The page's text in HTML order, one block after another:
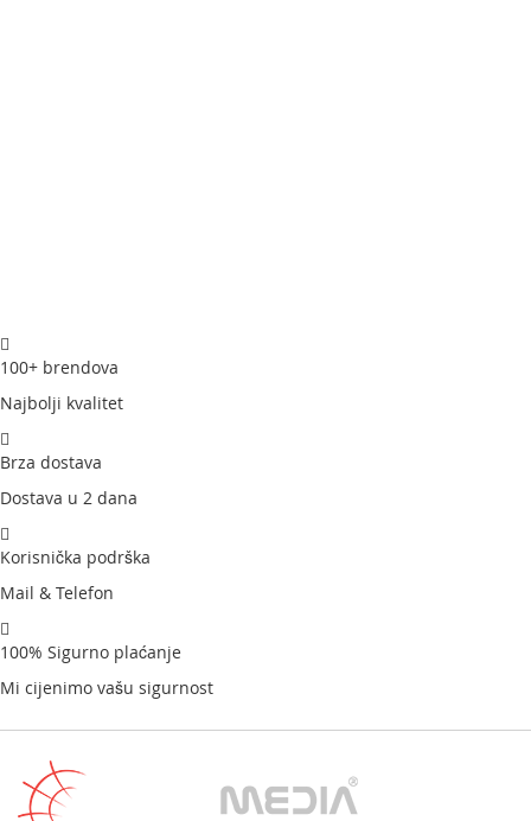
100+ brendova
Najbolji kvalitet
Brza dostava
Dostava u 2 dana
Korisnička podrška
Mail & Telefon
100% Sigurno plaćanje
Mi cijenimo vašu sigurnost